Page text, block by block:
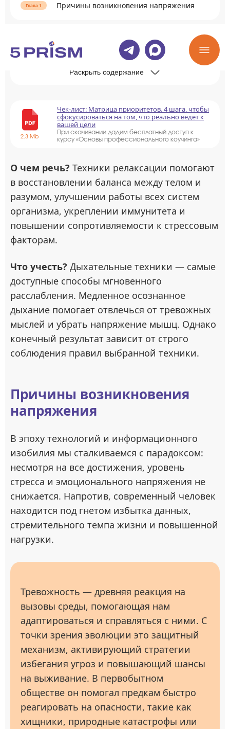
Причины возникновения напряжения
Необходимость релаксации
Раскрыть содержание
2.3 Mb
Чек-лист: Матрица приоритетов. 4 шага, чтобы
сфокусироваться на том, что реально ведёт к
вашей цели
При скачивании дадим бесплатный доступ к
курсу «Основы профессионального коучинга»
О чем речь? Техники релаксации помогают
в восстановлении баланса между телом и
разумом, улучшении работы всех систем
организма, укреплении иммунитета и
повышении сопротивляемости к стрессовым
факторам.
Что учесть? Дыхательные техники — самые
доступные способы мгновенного
расслабления. Медленное осознанное
дыхание помогает отвлечься от тревожных
мыслей и убрать напряжение мышц. Однако
конечный результат зависит от строго
соблюдения правил выбранной техники.
Причины возникновения
напряжения
В эпоху технологий и информационного
изобилия мы сталкиваемся с парадоксом:
несмотря на все достижения, уровень
стресса и эмоционального напряжения не
снижается. Напротив, современный человек
находится под гнетом избытка данных,
стремительного темпа жизни и повышенной
нагрузки.
Тревожность — древняя реакция на
вызовы среды, помогающая нам
адаптироваться и справляться с ними. С
точки зрения эволюции это защитный
механизм, активирующий стратегии
избегания угроз и повышающий шансы
на выживание. В первобытном
обществе он помогал предкам быстро
реагировать на опасности, такие как
хищники, природные катастрофы или